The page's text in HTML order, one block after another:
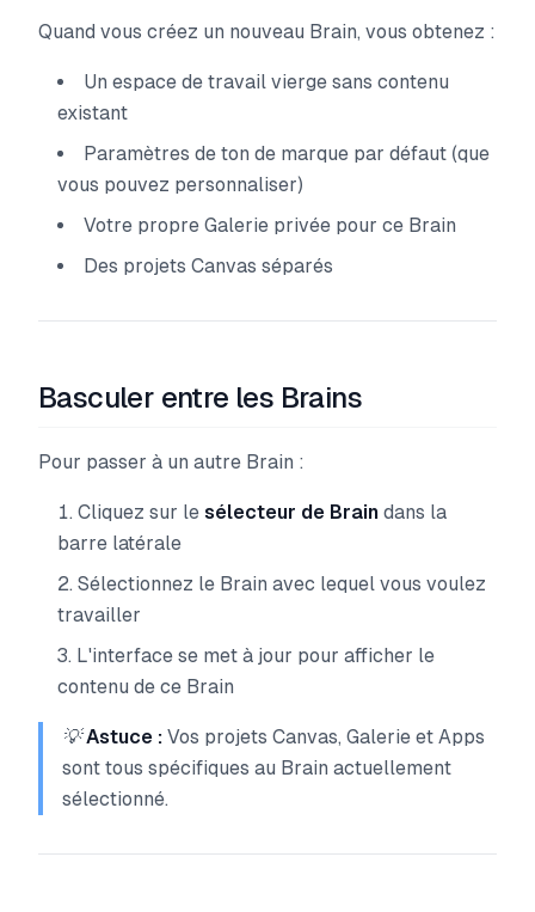
Quand vous créez un nouveau Brain, vous obtenez :
Un espace de travail vierge sans contenu
existant
Paramètres de ton de marque par défaut (que
vous pouvez personnaliser)
Votre propre Galerie privée pour ce Brain
Des projets Canvas séparés
Basculer entre les Brains
Pour passer à un autre Brain :
Cliquez sur le sélecteur de Brain dans la
barre latérale
Sélectionnez le Brain avec lequel vous voulez
travailler
L'interface se met à jour pour afficher le
contenu de ce Brain
💡Astuce : Vos projets Canvas, Galerie et Apps
sont tous spécifiques au Brain actuellement
sélectionné.